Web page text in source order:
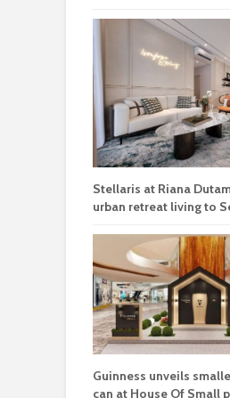
Stellaris at Riana
urban retreat living to
Guinness unveils
can at House Of Small